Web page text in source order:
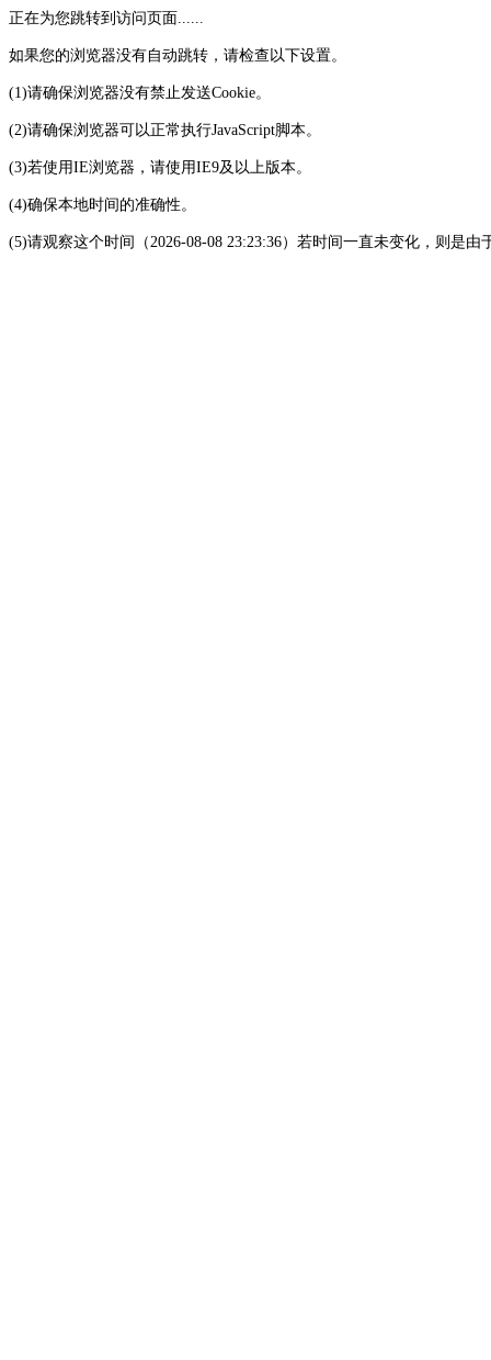
正在为您跳转到访问页面......
如果您的浏览器没有自动跳转，请检查以下设置。
(1)请确保浏览器没有禁止发送Cookie。
(2)请确保浏览器可以正常执行JavaScript脚本。
(3)若使用IE浏览器，请使用IE9及以上版本。
(4)确保本地时间的准确性。
(5)请观察这个时间（2026-08-08 23:23:36）若时间一直未变化，则是